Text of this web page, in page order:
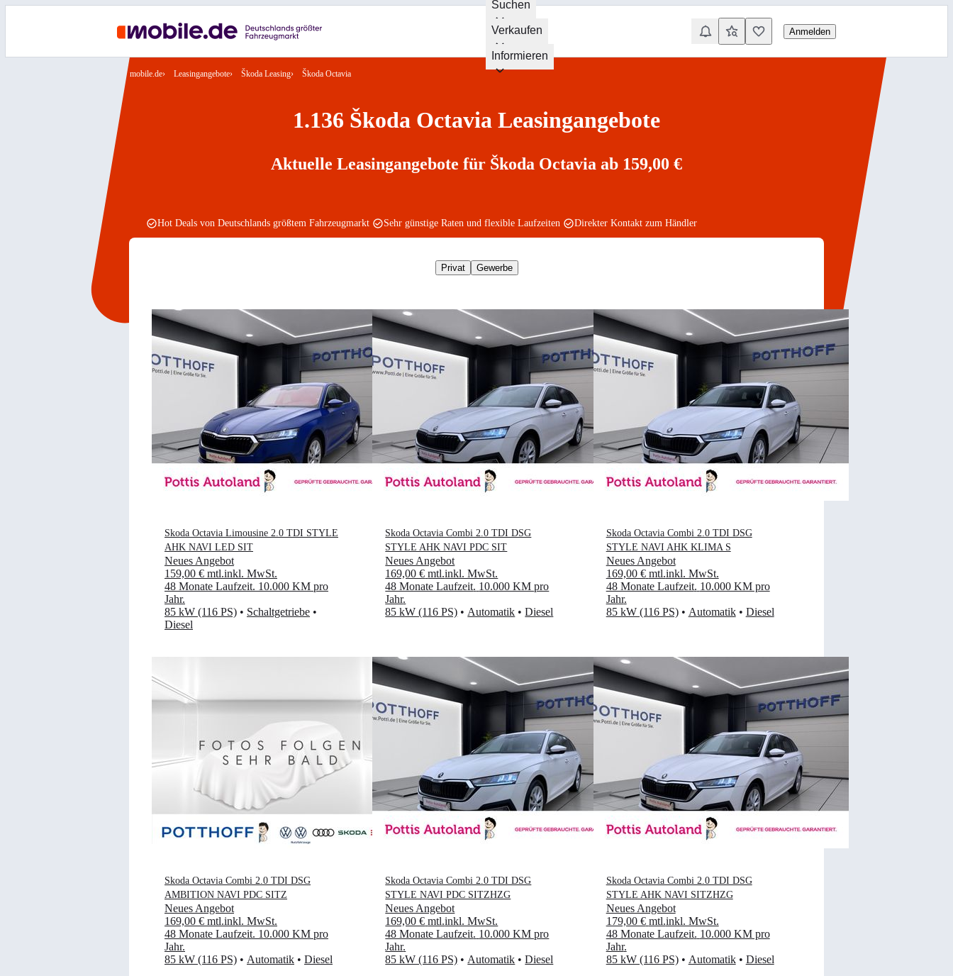
Suchen
Verkaufen
Informieren
Anmelden
mobile.de Leasingangebote Škoda Leasing Škoda Octavia
1.136 Škoda Octavia Leasingangebote
Aktuelle Leasingangebote für Škoda Octavia ab 159,00 €
Hot Deals von Deutschlands größtem Fahrzeugmarkt Sehr günstige Raten und flexible Laufzeiten Direkter Kontakt zum Händler
Privat Gewerbe
Skoda Octavia Limousine 2.0 TDI STYLE
AHK NAVI LED SIT
Neues Angebot
159,00 € mtl.inkl. MwSt.
48 Monate Laufzeit. 10.000 KM pro
Jahr.
85 kW (116 PS) • Schaltgetriebe •
Diesel
Skoda Octavia Combi 2.0 TDI DSG
STYLE AHK NAVI PDC SIT
Neues Angebot
169,00 € mtl.inkl. MwSt.
48 Monate Laufzeit. 10.000 KM pro
Jahr.
85 kW (116 PS) • Automatik • Diesel
Skoda Octavia Combi 2.0 TDI DSG
STYLE NAVI AHK KLIMA S
Neues Angebot
169,00 € mtl.inkl. MwSt.
48 Monate Laufzeit. 10.000 KM pro
Jahr.
85 kW (116 PS) • Automatik • Diesel
Skoda Octavia Combi 2.0 TDI DSG
AMBITION NAVI PDC SITZ
Neues Angebot
169,00 € mtl.inkl. MwSt.
48 Monate Laufzeit. 10.000 KM pro
Jahr.
85 kW (116 PS) • Automatik • Diesel
Skoda Octavia Combi 2.0 TDI DSG
STYLE NAVI PDC SITZHZG
Neues Angebot
169,00 € mtl.inkl. MwSt.
48 Monate Laufzeit. 10.000 KM pro
Jahr.
85 kW (116 PS) • Automatik • Diesel
Skoda Octavia Combi 2.0 TDI DSG
STYLE AHK NAVI SITZHZG
Neues Angebot
179,00 € mtl.inkl. MwSt.
48 Monate Laufzeit. 10.000 KM pro
Jahr.
85 kW (116 PS) • Automatik • Diesel